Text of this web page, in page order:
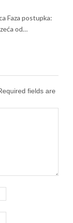
Faza postupka:
od…
fields are